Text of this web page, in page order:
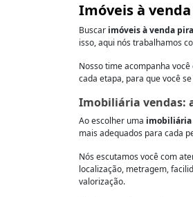
Imóveis à
Buscar imóveis à venda
isso, aqui nós trabalhamos
Nosso time acompanha
cada etapa, para que você
Imobiliária vendas:
Ao escolher uma imobiliária
mais adequados para cada
Nós escutamos você com
localização, metragem,
valorização.